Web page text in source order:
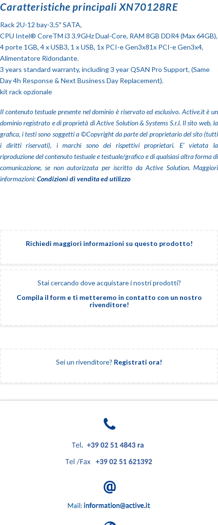
Caratteristiche principali XN70128RE
Rack 2U-12 bay-3,5″ SATA,
CPU Intel® CoreTM i3 3.9GHz Dual-Core, RAM 8GB DDR4 (Max 64GB),
4 porte 1GB, 4 x USB3, 1 x USB, 1x PCI-e Gen3x81x PCI-e Gen3x4,
Alimentatore Ridondante.
3 years standard warranty, including 3 year QSAN Pro Support, (Same
Day 4h Response & Next Business Day Replacement).
kit rack opzionale
Il contenuto testuale presente nel dominio è riservato ed esclusivo. Active.it è un
dominio registrato e di proprietà di Active Solution & Systems S.r.l. Il sito web, la
grafica, i testi sono soggetti a ©Copyright da parte del proprietario del sito (tutti
i diritti riservati), i marchi sono dei rispettivi proprietari. E’ vietata la
riproduzione del contenuto testuale e testuale/grafico e di qualsiasi altra forma di
comunicazione, se non autorizzata per iscritto da Active Solution. Maggiori
informazioni:Condizioni di vendita ed utilizzo
Richiedi maggiori informazioni su questo prodotto!
Stai cercando dove acquistare i nostri prodotti?
Compila il form e ti metteremo in contatto con un nostro
rivenditore!
Sei un rivenditore? Registrati ora!